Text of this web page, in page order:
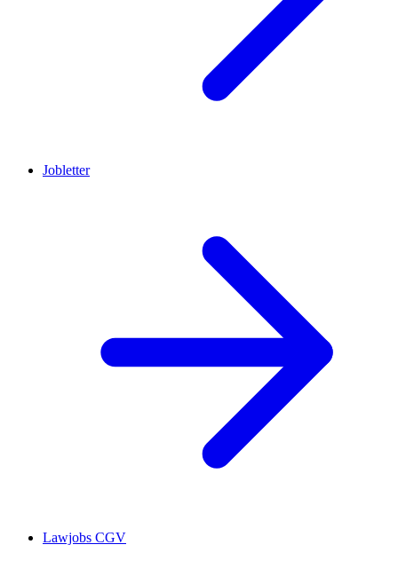
Jobletter
Lawjobs CGV